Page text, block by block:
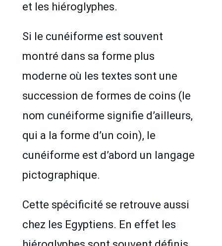
et les hiéroglyphes.
Si le cunéiforme est souvent
montré dans sa forme plus
moderne où les textes sont une
succession de formes de coins (le
nom cunéiforme signifie d’ailleurs,
qui a la forme d’un coin), le
cunéiforme est d’abord un langage
pictographique.
Cette spécificité se retrouve aussi
chez les Egyptiens. En effet les